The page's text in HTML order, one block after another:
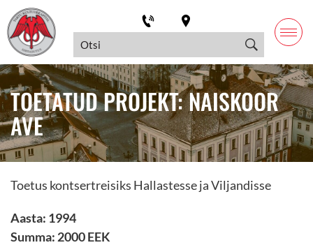
TOETATUD PROJEKT: NAISKOOR
AVE
Toetus kontsertreisiks Hallastesse ja Viljandisse
Aasta: 1994
Summa: 2000 EEK